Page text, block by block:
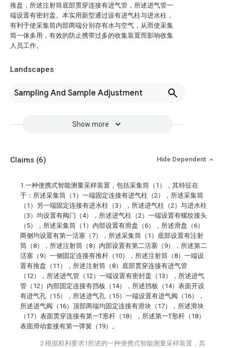
推盘，所述注射筒底部贯穿连接有进气管，所述进气管一
端设置有密封盖。本实用新型通过设有进气柱与进水柱，
有利于使采集筒内部两端分别存有水与空气，从而使采集
筒一体多用，有效的防止携带过多的收集装置而影响收集
人员工作。
Landscapes
Sampling And Sample Adjustment
Show more
Claims (6) Hide Dependent
1.一种便携式智能测量采样装置，包括采集筒（1），其特征在
于：所述采集筒（1）一端固定连接有进气柱（2），所述采集筒
（1）另一端固定连接有进水柱（3），所述进气柱（2）与进水柱
（3）均设置有阀门（4），所述进气柱（2）一端设置有螺纹接头
（5），所述采集筒（1）内部设置有滑盘（6），所述滑盘（6）
两侧均设置有第一活塞（7），所述采集筒（1）底部设置有注射
筒（8），所述注射筒（8）内部设置有第二活塞（9），所述第二
活塞（9）一侧固定连接有推杆（10），所述注射筒（8）一端设
置有推盘（11），所述注射筒（8）底部贯穿连接有进气管
（12），所述进气管（12）一端设置有密封盖（13），所述进气
管（12）内部固定连接有挡板（14），所述挡板（14）表面开设
有进气孔（15），所述进气孔（15）一端设置有进气阀（16），
所述进气阀（16）顶部两端均固定连接有滑块（17），所述滑块
（17）表面贯穿连接有第一T形杆（18），所述第一T形杆（18）
表面滑动套接有第一弹簧（19）。
2.根据权利要求1所述的一种便携式智能测量采样装置，其